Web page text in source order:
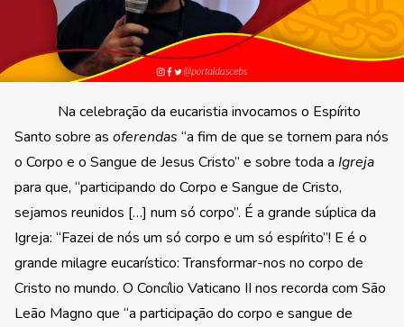
Na celebração da eucaristia invocamos o Espírito
Santo sobre as oferendas “a fim de que se tornem para nós
o Corpo e o Sangue de Jesus Cristo” e sobre toda a Igreja
para que, “participando do Corpo e Sangue de Cristo,
sejamos reunidos […] num só corpo”. É a grande súplica da
Igreja: “Fazei de nós um só corpo e um só espírito”! E é o
grande milagre eucarístico: Transformar-nos no corpo de
Cristo no mundo. O Concílio Vaticano II nos recorda com São
Leão Magno que “a participação do corpo e sangue de